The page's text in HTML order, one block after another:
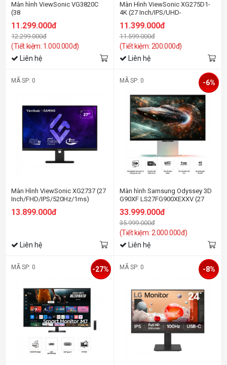
Màn hình ViewSonic VG3820C
(38
inch/WQHD+/IPS/75Hz/5ms/loa/cong)
11.299.000đ
12.299.000đ
(Tiết kiệm: 1.000.000đ)
Liên hệ
Màn Hình ViewSonic XG275D1-
4K (27 Inch/IPS/UHD-
160Hz/FHD-320Hz/0.5ms)
11.399.000đ
11.599.000đ
(Tiết kiệm: 200.000đ)
Liên hệ
MÃ SP: 0
Màn Hình ViewSonic XG2737 (27
Inch/FHD/IPS/520Hz/1ms)
13.899.000đ
Liên hệ
MÃ SP: 0
Màn hình Samsung Odyssey 3D
G90XF LS27FG900XEXXV (27
33.999.000đ
35.999.000đ
(Tiết kiệm: 2.000.000đ)
-6%
Liên hệ
MÃ SP: 0 -27% MÃ SP: 0 -8%